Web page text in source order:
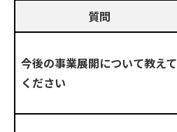
質問
今後の事業展開について教えて
ください